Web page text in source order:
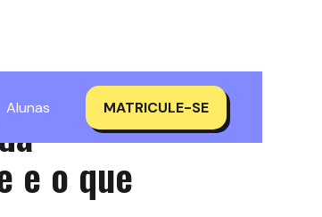
Alunas MATRICULE-SE
e o que